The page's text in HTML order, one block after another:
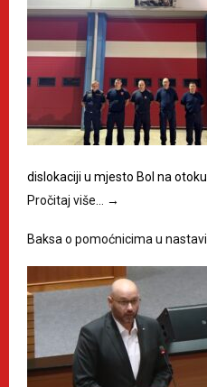
dislokaciji u mjesto Bol na
Pročitaj više… →
Baksa o pomoćnicima u nastavi